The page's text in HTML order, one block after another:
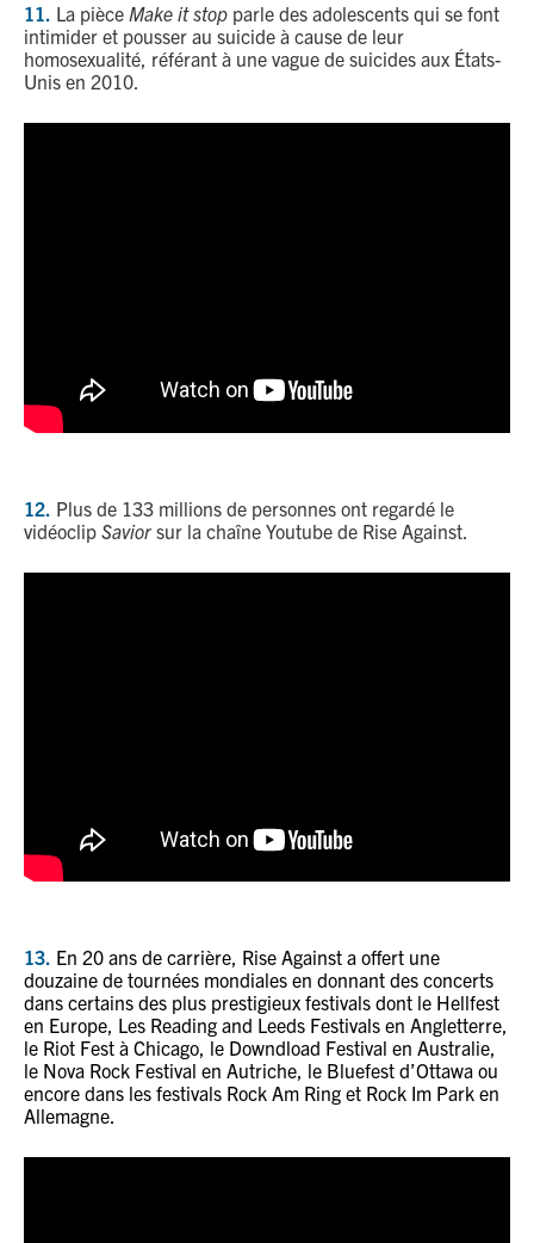
11. La pièce Make it stop parle des adolescents qui se font
intimider et pousser au suicide à cause de leur
homosexualité, référant à une vague de suicides aux États-
Unis en 2010.
12. Plus de 133 millions de personnes ont regardé le
vidéoclip Savior sur la chaîne Youtube de Rise Against.
13. En 20 ans de carrière, Rise Against a offert une
douzaine de tournées mondiales en donnant des concerts
dans certains des plus prestigieux festivals dont le Hellfest
en Europe, Les Reading and Leeds Festivals en Angletterre,
le Riot Fest à Chicago, le Downdload Festival en Australie,
le Nova Rock Festival en Autriche, le Bluefest d’Ottawa ou
encore dans les festivals Rock Am Ring et Rock Im Park en
Allemagne.